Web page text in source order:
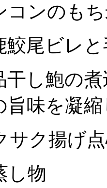
コンのも
鮫尾ビレ
干し鮑の
旨味を凝
サク揚げ
し物